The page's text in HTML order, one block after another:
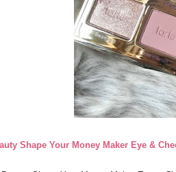
Shape Your Money Maker Eye &